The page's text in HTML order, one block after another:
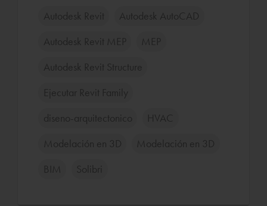
Autodesk Revit Autodesk AutoCAD
Autodesk Revit MEP MEP
Autodesk Revit Structure
Ejecutar Revit Family
diseno-arquitectonico HVAC
Modelación en 3D Modelación en 3D
BIM Solibri